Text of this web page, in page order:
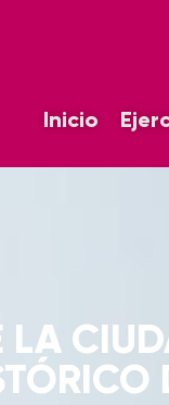
Inicio
LA